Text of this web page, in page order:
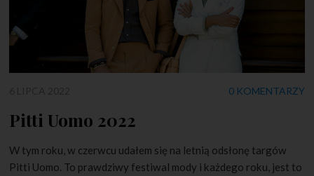
0 KOMENTARZY
Pitti Uomo 2022
W tym roku, w czerwcu udałem się na letnią odsłonę targów
Pitti Uomo. To prawdziwy festiwal mody i każdego roku, jest to